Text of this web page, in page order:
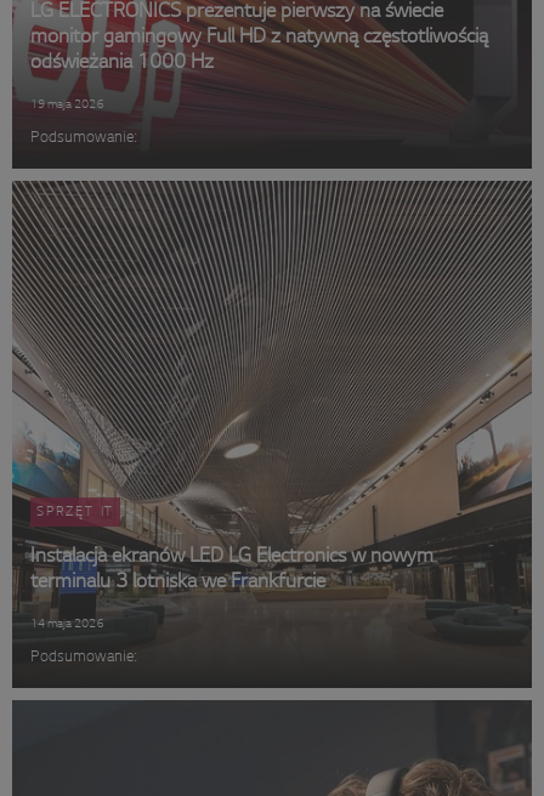
LG ELECTRONICS prezentuje pierwszy na świecie
monitor gamingowy Full HD z natywną częstotliwością
odświeżania 1000 Hz
19 maja 2026
Podsumowanie:
SPRZĘT IT
Instalacja ekranów LED LG Electronics w nowym
terminalu 3 lotniska we Frankfurcie
14 maja 2026
Podsumowanie: